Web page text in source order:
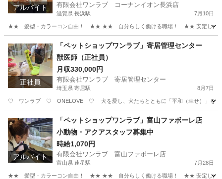
アルバイト 有限会社ワンラブ コーナンイオン長浜店
滋賀県 長浜駅 7月10日
★★ 髪型・カラーコン自由！ ★★ ★★ 自分らしく働ける職場！ ★★ 安定した会社で
長浜駅 動物
正社員
「ペットショップワンラブ」寄居管理センター
獣医師（正社員）
月収330,000円
有限会社ワンラブ 寄居管理センター
埼玉県 寄居駅 8月7日
♡ ワンラブ ♡ ONELOVE ♡ 犬を愛し、犬たちとともに「平和（幸せ）」を届けた
寄居駅
アルバイト
「ペットショップワンラブ」富山ファボーレ店
小動物・アクアスタッフ募集中
時給1,070円
有限会社ワンラブ 富山ファボーレ店
富山県 速星駅 7月28日
★★ 髪型・カラーコン自由！ ★★ ★★ 自分らしく働ける職場！ ★★ 安定した会社で